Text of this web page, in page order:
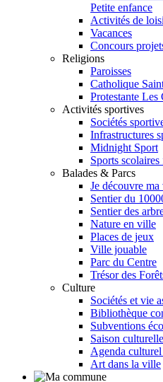
Petite enfance
Activités de
Vacances
Concours
Religions
Paroisses
Catholique
Protestante Les
Activités sportives
Sociétés
Infrastructures
Midnight Sport
Sports
Balades & Parcs
Je découvre
Sentier du
Sentier des
Nature en ville
Places de jeux
Ville jouable
Parc du Centre
Trésor des
Culture
Sociétés et vie
Bibliothèque
Subventions
Saison culturelle
Agenda
Art dans la ville